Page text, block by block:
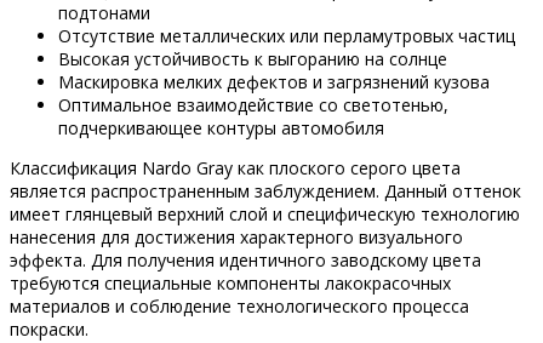
подтонами
Отсутствие металлических или перламутровых частиц
Высокая устойчивость к выгоранию на солнце
Маскировка мелких дефектов и загрязнений кузова
Оптимальное взаимодействие со светотенью,
подчеркивающее контуры автомобиля
Классификация Nardo Gray как плоского серого цвета
является распространенным заблуждением. Данный оттенок
имеет глянцевый верхний слой и специфическую технологию
нанесения для достижения характерного визуального
эффекта. Для получения идентичного заводскому цвета
требуются специальные компоненты лакокрасочных
материалов и соблюдение технологического процесса
покраски.